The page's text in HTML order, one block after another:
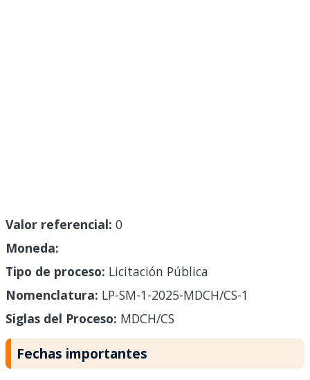
Valor referencial: 0
Moneda:
Tipo de proceso: Licitación Pública
Nomenclatura: LP-SM-1-2025-MDCH/CS-1
Siglas del Proceso: MDCH/CS
Fechas importantes